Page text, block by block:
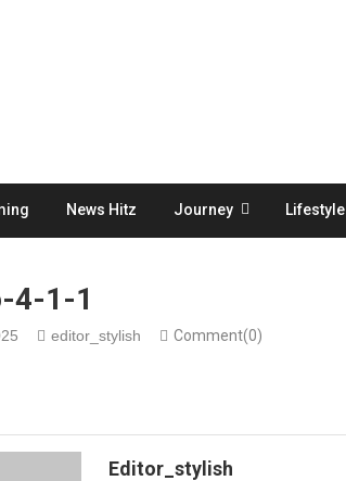
News Hitz Journey Lifestyle
4-1-1
editor_stylish Comment(0)
Editor_stylish